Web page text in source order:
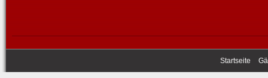
Startseite